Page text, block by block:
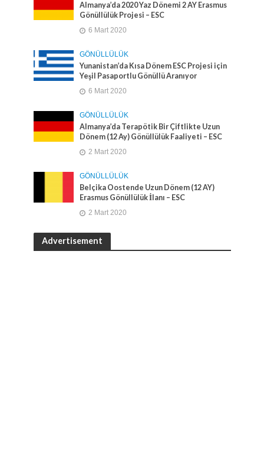
Almanya’da 2020 Yaz Dönemi 2 AY Erasmus
Gönüllülük Projesi – ESC
6 Mart 2020
GÖNÜLLÜLÜK
Yunanistan’da Kısa Dönem ESC Projesi için
Yeşil Pasaportlu Gönüllü Aranıyor
6 Mart 2020
GÖNÜLLÜLÜK
Almanya’da Terapötik Bir Çiftlikte Uzun
Dönem (12 Ay) Gönüllülük Faaliyeti – ESC
2 Mart 2020
GÖNÜLLÜLÜK
Belçika Oostende Uzun Dönem (12 AY)
Erasmus Gönüllülük İlanı – ESC
2 Mart 2020
Advertisement